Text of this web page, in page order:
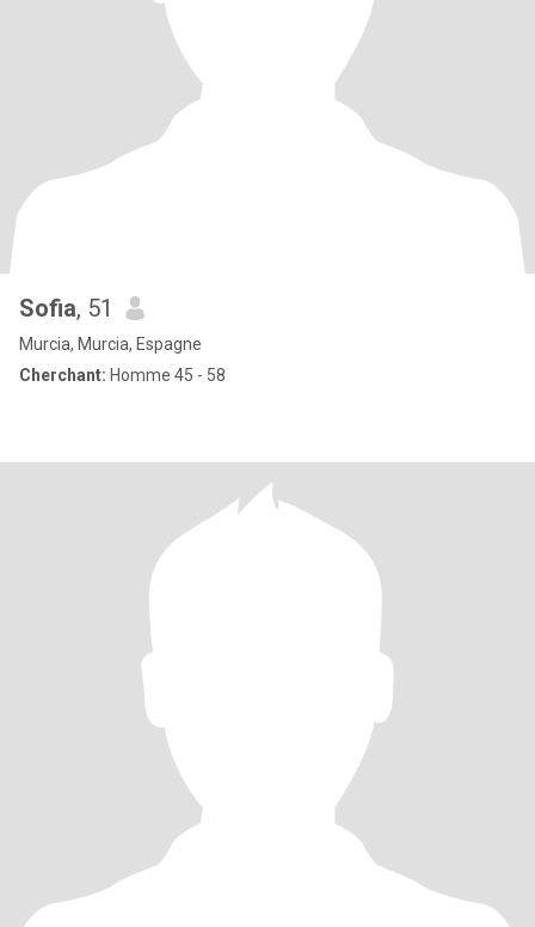
Sofia, 51
Murcia, Murcia, Espagne
Cherchant: Homme 45 - 58